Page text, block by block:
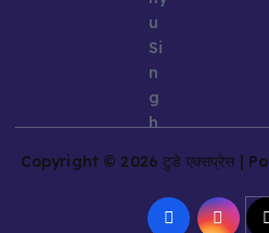
Copyright © 2026 टुडे एक्सप्रेस |